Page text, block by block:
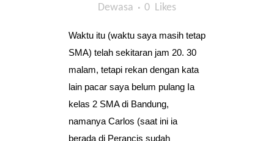
Dewasa
0 Likes
Waktu itu (waktu saya masih tetap
SMA) telah sekitaran jam 20. 30
malam, tetapi rekan dengan kata
lain pacar saya belum pulang Ia
kelas 2 SMA di Bandung,
namanya Carlos (saat ini ia
berada di Perancis sudah